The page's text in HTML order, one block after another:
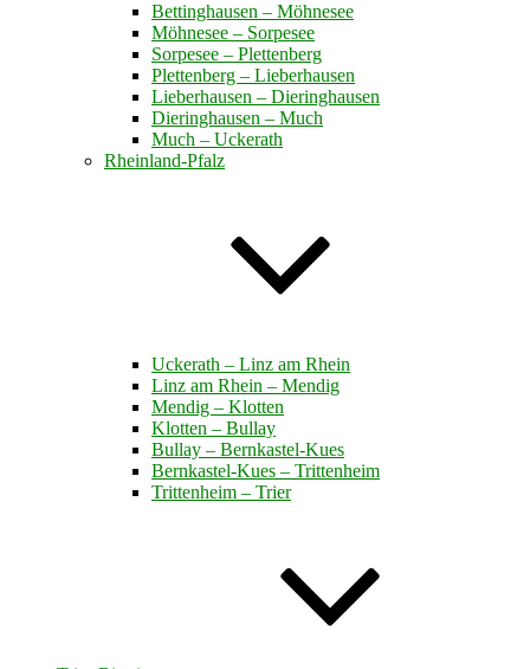
Bettinghausen – Möhnesee
Möhnesee – Sorpesee
Sorpesee – Plettenberg
Plettenberg – Lieberhausen
Lieberhausen – Dieringhausen
Dieringhausen – Much
Much – Uckerath
Rheinland-Pfalz
Uckerath – Linz am Rhein
Linz am Rhein – Mendig
Mendig – Klotten
Klotten – Bullay
Bullay – Bernkastel-Kues
Bernkastel-Kues – Trittenheim
Trittenheim – Trier